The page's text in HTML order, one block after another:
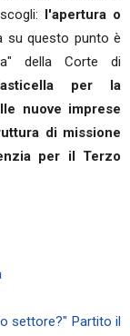
l'apertura o
su questo punto è
della Corte di
per la
nuove imprese
di missione
per il Terzo
settore?" Partito il